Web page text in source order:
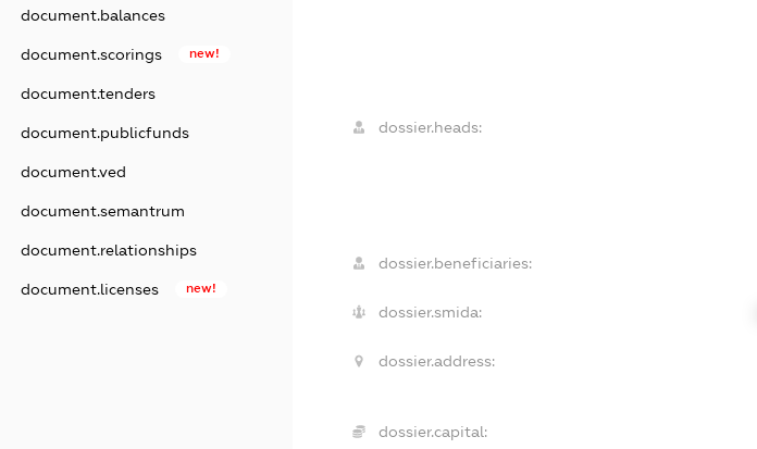
document.balances
document.scorings new!
document.tenders
document.publicfunds
document.ved
document.semantrum
document.relationships
document.licenses new!
dossier.heads:
dossier.beneficiaries:
dossier.smida:
dossier.address:
dossier.capital: